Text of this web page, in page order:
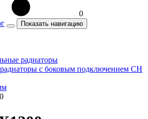
0
Показать навигацию
радиаторы
c боковым подключением CH